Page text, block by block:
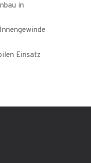
in
Einsatz